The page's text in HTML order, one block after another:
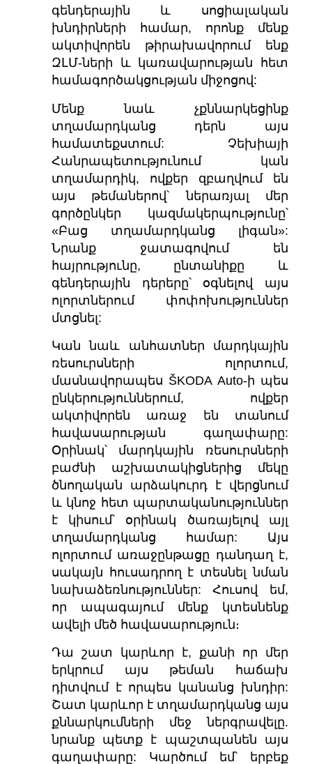
գենդերային և սոցիալական
խնդիրների համար, որոնք մենք
ակտիվորեն թիրախավորում ենք
ԶԼՄ-ների և կառավարության հետ
համագործակցության միջոցով:
Մենք նաև չքննարկեցինք
տղամարդկանց դերն այս
համատեքստում: Չեխիայի
Հանրապետությունում կան
տղամարդիկ, ովքեր զբաղվում են
այս թեմաներով՝ ներառյալ մեր
գործընկեր կազմակերպությունը՝
«Բաց տղամարդկանց լիգան»:
Նրանք ջատագովում են
հայրությունը, ընտանիքը և
գենդերային դերերը՝ օգնելով այս
ոլորտներում փոփոխություններ
մտցնել:
Կան նաև անհատներ մարդկային
ռեսուրսների ոլորտում,
մասնավորապես ŠKODA Auto-ի պես
ընկերություններում, ովքեր
ակտիվորեն առաջ են տանում
հավասարության գաղափարը:
Օրինակ՝ մարդկային ռեսուրսների
բաժնի աշխատակիցներից մեկը
ծնողական արձակուրդ է վերցնում
և կնոջ հետ պարտականություններ
է կիսում՝ օրինակ ծառայելով այլ
տղամարդկանց համար: Այս
ոլորտում առաջընթացը դանդաղ է,
սակայն հուսադրող է տեսնել նման
նախաձեռնություններ: Հուսով եմ,
որ ապագայում մենք կտեսնենք
ավելի մեծ հավասարություն։
Դա շատ կարևոր է, քանի որ մեր
երկրում այս թեման հաճախ
դիտվում է որպես կանանց խնդիր:
Շատ կարևոր է տղամարդկանց այս
քննարկումների մեջ ներգրավելը.
նրանք պետք է պաշտպանեն այս
գաղափարը: Կարծում եմ՝ երբեք